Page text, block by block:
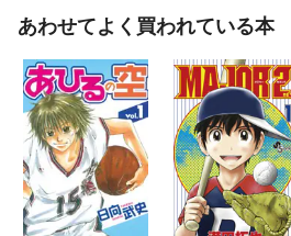
あわせてよく買われている本